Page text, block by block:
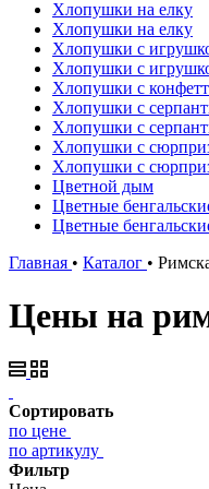
Хлопушки на елку
Хлопушки на елку
Хлопушки с
Хлопушки с
Хлопушки с
Хлопушки с
Хлопушки с
Хлопушки с
Хлопушки с
Цветной дым
Цветные
Цветные
Главная • Каталог •
Цены на
Сортировать
по цене
по артикулу
Фильтр